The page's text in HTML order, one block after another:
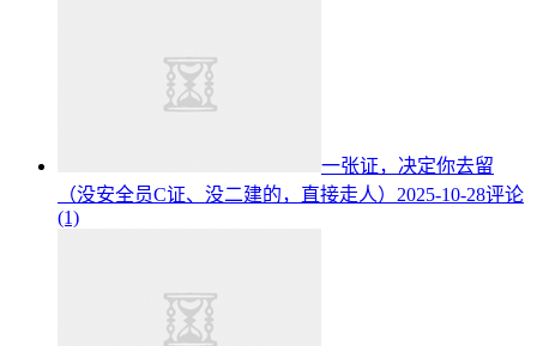
一张证，决定你去留
（没安全员C证、没二建的，直接走人） 2025-10-28评论
(1)